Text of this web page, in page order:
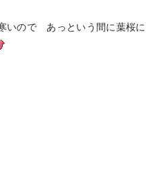
いので あっという間に葉桜